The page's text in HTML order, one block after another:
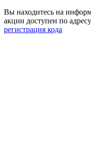
Вы находитесь на
акции доступен по
регистрация кода